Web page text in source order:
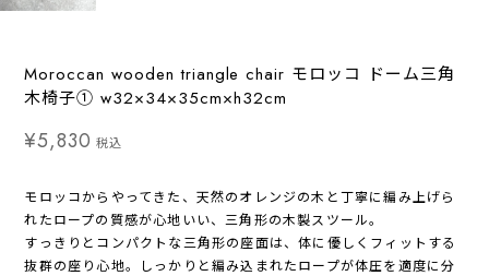
Moroccan wooden triangle chair モロッコ ドーム三角
木椅子① w32×34×35cm×h32cm
¥5,830 税込
モロッコからやってきた、天然のオレンジの木と丁寧に編み上げら
れたロープの質感が心地いい、三角形の木製スツール。
すっきりとコンパクトな三角形の座面は、体に優しくフィットする
抜群の座り心地。しっかりと編み込まれたロープが体圧を適度に分